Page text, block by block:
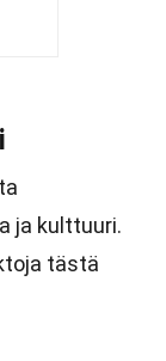
ja kulttuuri.
tästä